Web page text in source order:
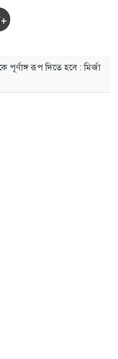
রূপ দিতে হবে : মির্জা